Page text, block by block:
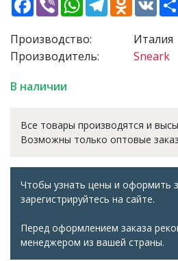
Производство:
Производитель:
Италия
Sneark
В наличии
Все товары производятся и
Возможны только оптовые
Чтобы узнать цены и оформить
зарегистрируйтесь на сайте.
Перед оформлением заказа
менеджером из вашей страны.